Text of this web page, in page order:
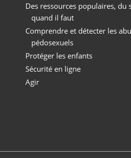
Des ressources populaires, du
quand il faut
Comprendre et détecter les
pédosexuels
Protéger les enfants
Sécurité en ligne
Agir